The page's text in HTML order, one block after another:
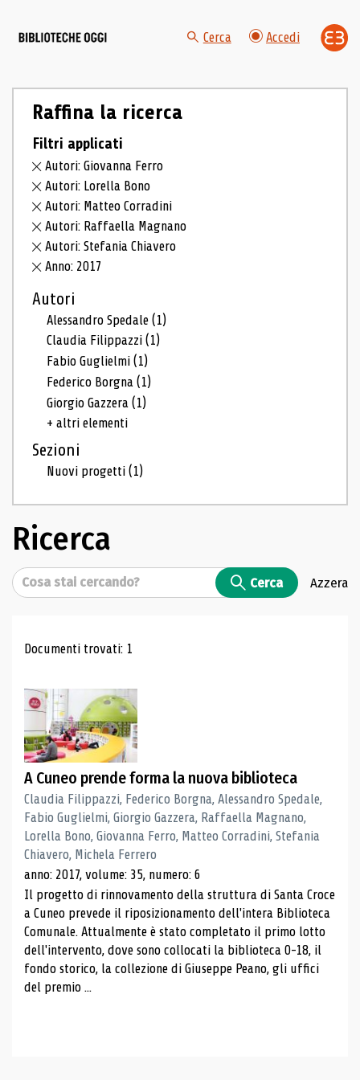
Cerca Accedi
Raffina la ricerca
Filtri applicati
Autori: Giovanna Ferro
Autori: Lorella Bono
Autori: Matteo Corradini
Autori: Raffaella Magnano
Autori: Stefania Chiavero
Anno: 2017
Autori
Alessandro Spedale(1)
Claudia Filippazzi(1)
Fabio Guglielmi(1)
Federico Borgna(1)
Giorgio Gazzera(1)
+ altri elementi
Sezioni
Nuovi progetti(1)
Ricerca
Cerca Cerca Azzera
Risultati di ricerca
Documenti trovati: 1
A Cuneo prende forma la nuova biblioteca
Claudia Filippazzi, Federico Borgna, Alessandro Spedale,
Fabio Guglielmi, Giorgio Gazzera, Raffaella Magnano,
Lorella Bono, Giovanna Ferro, Matteo Corradini, Stefania
Chiavero, Michela Ferrero
anno: 2017, volume: 35, numero: 6
Il progetto di rinnovamento della struttura di Santa Croce
a Cuneo prevede il riposizionamento dell'intera Biblioteca
Comunale. Attualmente è stato completato il primo lotto
dell'intervento, dove sono collocati la biblioteca 0-18, il
fondo storico, la collezione di Giuseppe Peano, gli uffici
del premio ...